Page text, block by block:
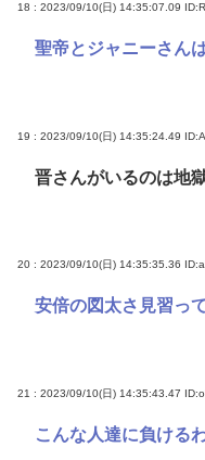
18 : 2023/09/10(日) 14:35:07.09
聖帝とジャニーさん
19 : 2023/09/10(日) 14:35:24.49
晋さんがいるのは地
20 : 2023/09/10(日) 14:35:35.36
安倍の図太さ見習っ
21 : 2023/09/10(日) 14:35:43.47
こんな人達に負ける